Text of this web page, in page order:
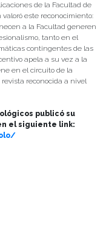
de la Facultad de
este reconocimiento:
a la Facultad generen
tanto en el
contingentes de las
apela a su vez a la
en el circuito de la
reconocida a nivel
publicó su
el siguiente link: